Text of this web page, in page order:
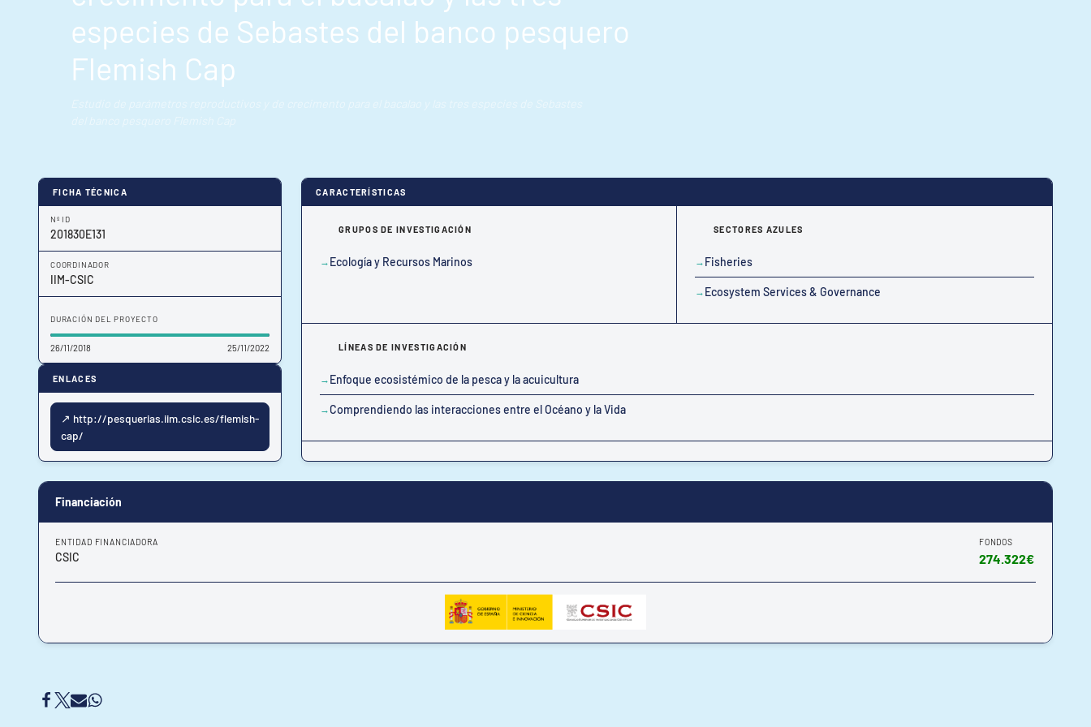
especies de Sebastes del banco pesquero
Flemish Cap
FICHA TÉCNICA
Nº ID
201830E131
COORDINADOR
IIM-CSIC
DURACIÓN DEL PROYECTO
26/11/2018 25/11/2022
ENLACES
↗ http://pesquerias.iim.csic.es/flemish-
cap/
CARACTERÍSTICAS
GRUPOS DE INVESTIGACIÓN
Ecología y Recursos Marinos
SECTORES AZULES
Fisheries
Ecosystem Services & Governance
LÍNEAS DE INVESTIGACIÓN
Enfoque ecosistémico de la pesca y la acuicultura
Comprendiendo las interacciones entre el Océano y la Vida
Financiación
ENTIDAD FINANCIADORA
CSIC
FONDOS
274.322€